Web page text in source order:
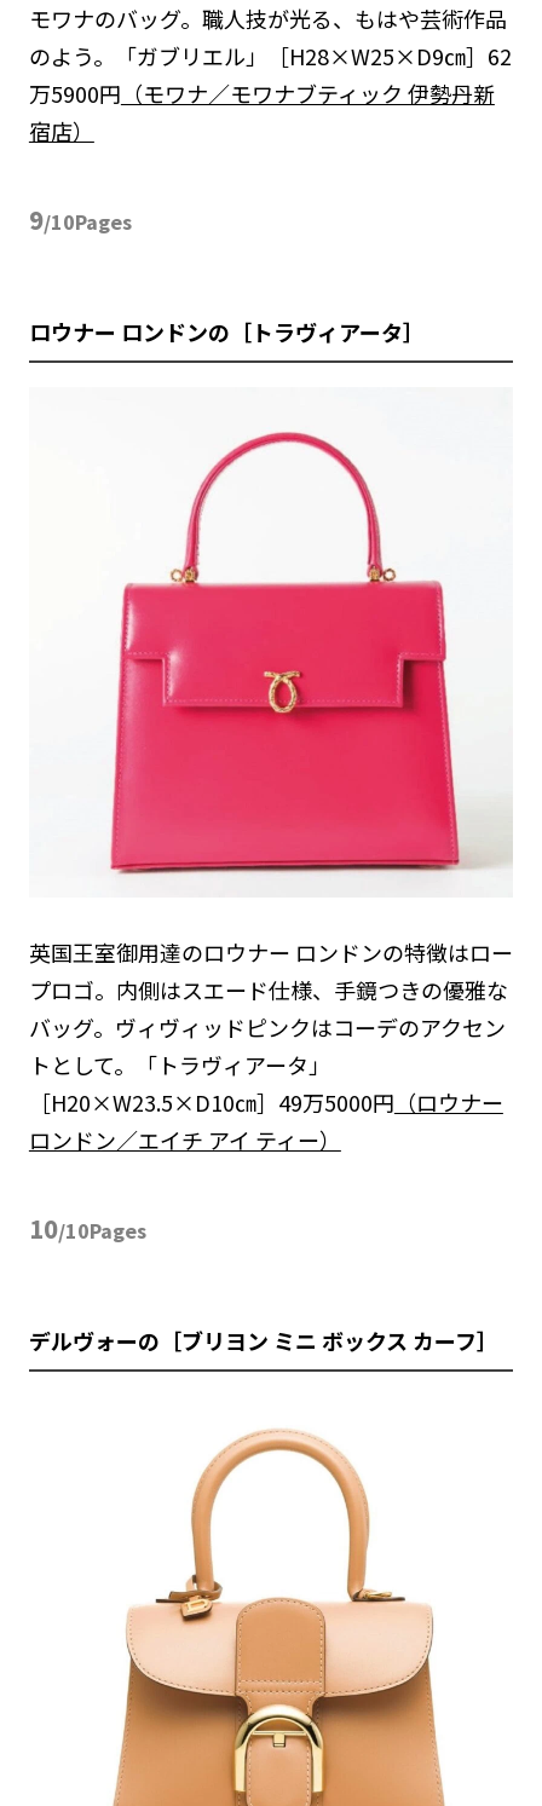
モワナのバッグ。職人技が光る、もはや芸術作品
のよう。「ガブリエル」［H28×W25×D9㎝］62
万5900円 （モワナ／モワナブティック 伊勢丹新
宿店）
9/10Pages
ロウナー ロンドンの［トラヴィアータ］
英国王室御用達のロウナー ロンドンの特徴はロー
プロゴ。内側はスエード仕様、手鏡つきの優雅な
バッグ。ヴィヴィッドピンクはコーデのアクセン
トとして。「トラヴィアータ」
［H20×W23.5×D10㎝］49万5000円 （ロウナー
ロンドン／エイチ アイ ティー）
10/10Pages
デルヴォーの［ブリヨン ミニ ボックス カーフ］